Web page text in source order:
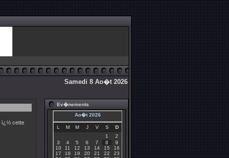
Samedi 8 Ao�t 2026
ï¿½ cette
Ev�nements
Ao�t 2026
L M M J V S
D
1
2
3
4 5 6 7 8
9
10
11 12 13 14 15
16
17
18 19 20 21 22
23